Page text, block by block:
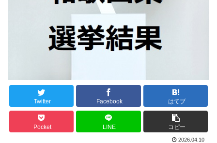
Twitter Facebook はてブ
Pocket LINE コピー
2026.04.10